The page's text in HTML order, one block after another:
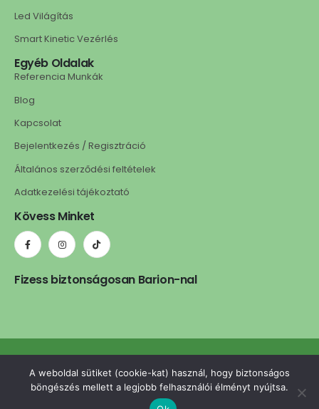
Led Világítás
Smart Kinetic Vezérlés
Egyéb Oldalak
Referencia Munkák
Blog
Kapcsolat
Bejelentkezés / Regisztráció
Általános szerződési feltételek
Adatkezelési tájékoztató
Kövess Minket
Fizess biztonságosan Barion-nal
ledls.hu © 2025. Minden jog fenntartva. | A weboldalt készítette:
omgcreative.hu
A weboldal sütiket (cookie-kat) használ, hogy biztonságos
böngészés mellett a legjobb felhasználói élményt nyújtsa.